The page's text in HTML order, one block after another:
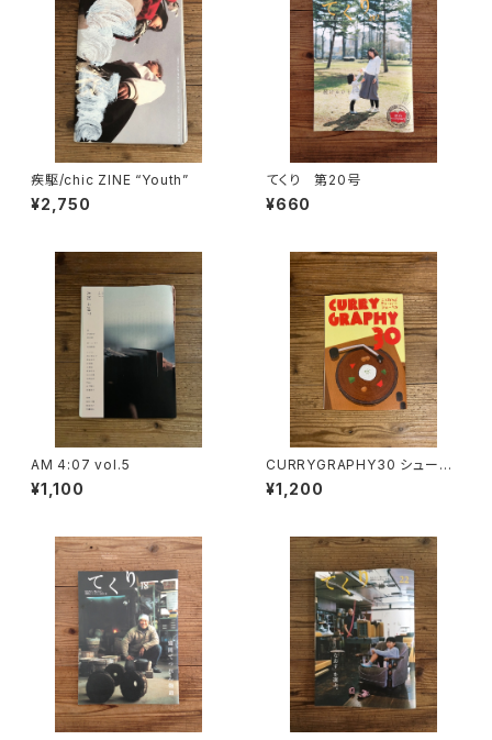
疾駆/chic ZINE “Youth”
¥2,750
てくり 第20号
¥660
AM 4:07 vol.5
¥1,100
CURRYGRAPHY30 シューベ
ル10周年記念ZINE
¥1,200